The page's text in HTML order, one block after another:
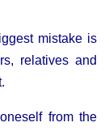
mistake is
relatives and
from the